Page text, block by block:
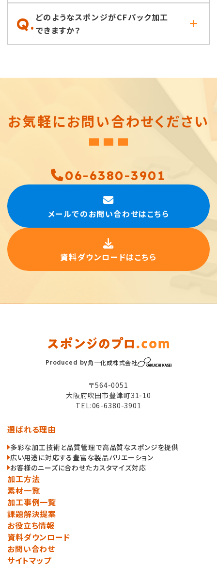
Q. どのようなスポンジがCFパック加工
できますか？
お気軽にお問い合わせください
06-6380-3901
メールでのお問い合わせはこちら
資料ダウンロードはこちら
Produced by角一化成株式会社
〒564-0051
大阪府吹田市豊津町31-10
TEL:06-6380-3901
選ばれる理由
多彩な加工技術と品質管理で高品質なスポンジを提供
広い用途に対応する豊富な製品バリエーション
お客様のニーズに合わせたカスタマイズ対応
加工方法
素材一覧
加工事例一覧
課題解決提案
お役立ち情報
資料ダウンロード
お問い合わせ
サイトマップ